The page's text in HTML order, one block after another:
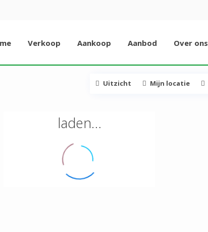
Verkoop Aankoop Aanbod Over ons
laden…
Uitzicht Mijn locatie